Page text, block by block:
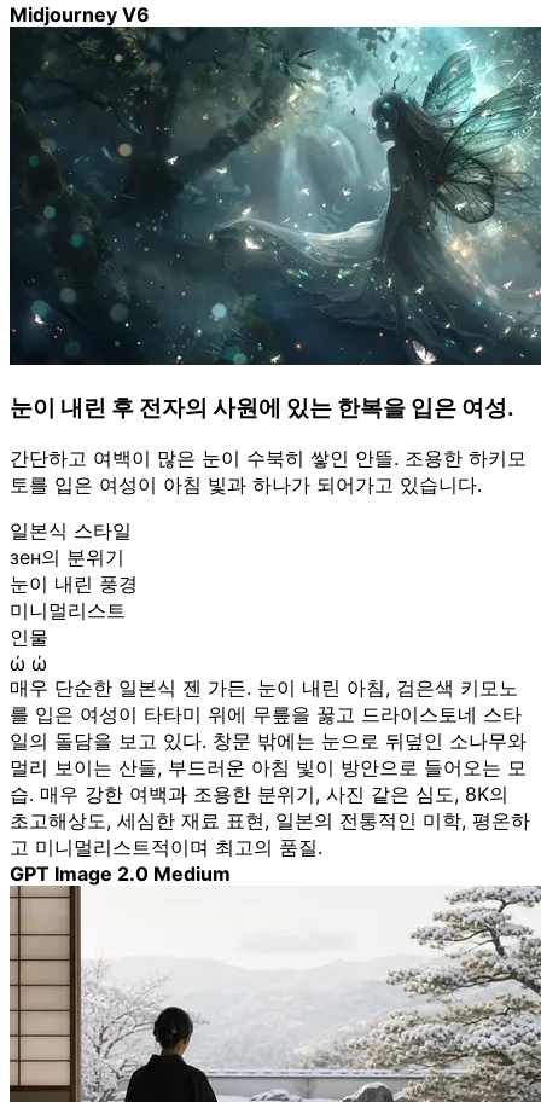
Midjourney V6
눈이 내린 후 전자의 사원에 있는 한복을 입은 여성.
간단하고 여백이 많은 눈이 수북히 쌓인 안뜰. 조용한 하키모
토를 입은 여성이 아침 빛과 하나가 되어가고 있습니다.
일본식 스타일
зен의 분위기
눈이 내린 풍경
미니멀리스트
인물
ώ ώ
매우 단순한 일본식 젠 가든. 눈이 내린 아침, 검은색 키모노
를 입은 여성이 타타미 위에 무릎을 꿇고 드라이스토네 스타
일의 돌담을 보고 있다. 창문 밖에는 눈으로 뒤덮인 소나무와
멀리 보이는 산들, 부드러운 아침 빛이 방안으로 들어오는 모
습. 매우 강한 여백과 조용한 분위기, 사진 같은 심도, 8K의
초고해상도, 세심한 재료 표현, 일본의 전통적인 미학, 평온하
고 미니멀리스트적이며 최고의 품질.
GPT Image 2.0 Medium